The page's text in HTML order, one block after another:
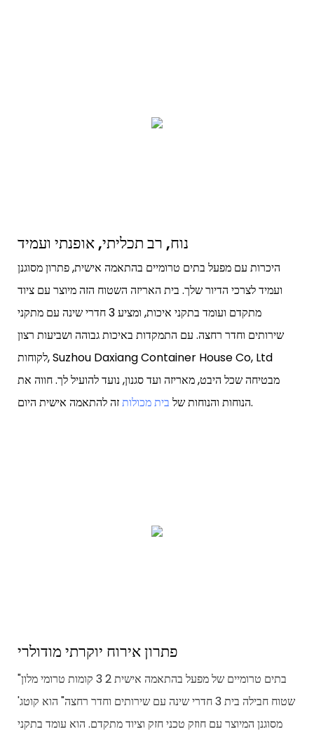
היכרות עם מפעל בתים טרומיים בהתאמה אישית, פתרון מסוגנן
ועמיד לצרכי הדיור שלך. בית האריזה השטוח הזה מיוצר עם ציוד
מתקדם ועומד בתקני איכות, ומציע 3 חדרי שינה עם מתקני
שירותים וחדר רחצה. עם התמקדות באיכות גבוהה ושביעות רצון
לקוחות, Suzhou Daxiang Container House Co, Ltd
מבטיחה שכל היבט, מאריזה ועד סגנון, נועד להועיל לך. חווה את
הנוחות והנוחות של בית מכולות זה להתאמה אישית היום.
"בתים טרומיים של מפעל בהתאמה אישית 2 3 קומות טרומי מלון
שטוח חבילה בית 3 חדרי שינה עם שירותים וחדר רחצה" הוא קוטג'
מסוגנן המיוצר עם חוזק טכני חזק וציוד מתקדם. הוא עומד בתקני